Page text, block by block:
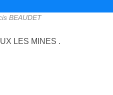
BEAUDET
LES MINES .